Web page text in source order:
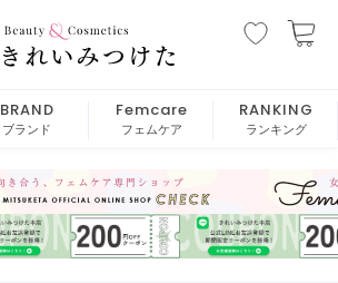
BRAND
ブランド
Femcare
フェムケア
RANKING
ランキング